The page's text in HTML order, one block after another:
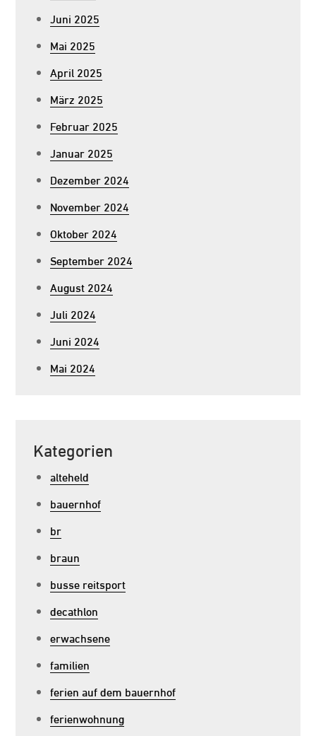
Juni 2025
Mai 2025
April 2025
März 2025
Februar 2025
Januar 2025
Dezember 2024
November 2024
Oktober 2024
September 2024
August 2024
Juli 2024
Juni 2024
Mai 2024
Kategorien
alteheld
bauernhof
br
braun
busse reitsport
decathlon
erwachsene
familien
ferien auf dem bauernhof
ferienwohnung